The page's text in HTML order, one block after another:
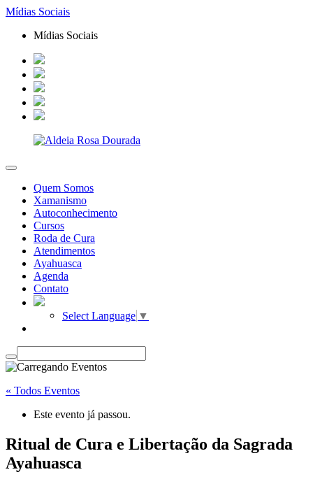
Mídias Sociais
Mídias Sociais
Quem Somos
Xamanismo
Autoconhecimento
Cursos
Roda de Cura
Atendimentos
Ayahuasca
Agenda
Contato
Select Language ▼
« Todos Eventos
Este evento já passou.
Ritual de Cura e Libertação da Sagrada
Ayahuasca